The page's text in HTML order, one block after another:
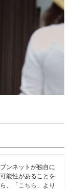
ンネットが独自に
能性があることを
、「 こちら 」より